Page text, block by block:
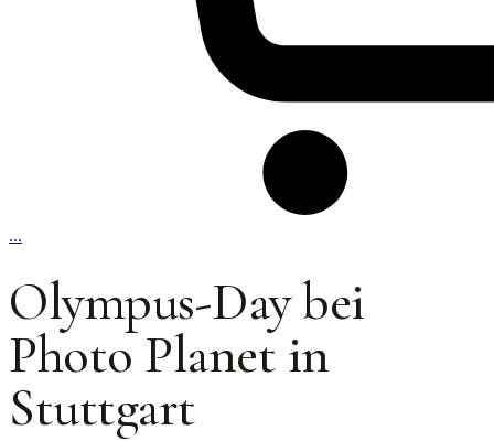
…
Olympus-Day bei
Photo Planet in
Stuttgart